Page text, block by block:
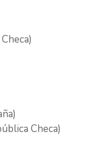
Checa)